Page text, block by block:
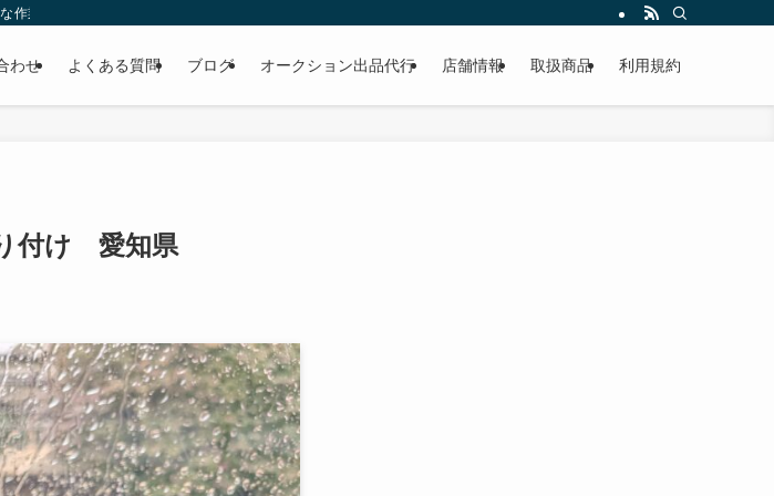
業で個人様だけでなくディーラーの外注作業もこなしています。出張対応、代車完備、見積り無料です。気軽にお問い合
わせ よくある質問 ブログ オークション出品代行 店舗情報 取扱商品 利用規約
付け 愛知県